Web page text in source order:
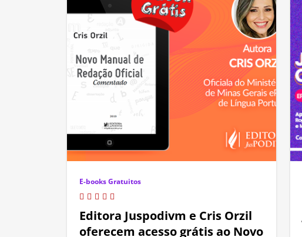
E-books Gratuitos
Editora Juspodivm e Cris Orzil
oferecem acesso grátis ao Novo